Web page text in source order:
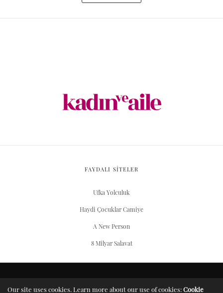
FAYDALI SİTELER
Ufka Yolculuk
Haydi Çocuklar Camiye
A New Person
8 Milyar Salavat
Our site uses cookies. Learn more about our use of cookies:Cookie